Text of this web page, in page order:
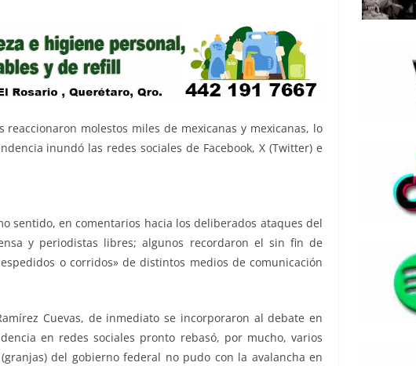
molestos miles de mexicanas y mexicanas, lo
inundó las redes sociales de Facebook, X (Twitter) e
sentido, en comentarios hacia los deliberados ataques del
y periodistas libres; algunos recordaron el sin fin de
o corridos» de distintos medios de comunicación
Cuevas, de inmediato se incorporaron al debate en
en redes sociales pronto rebasó, por mucho, varios
del gobierno federal no pudo con la avalancha en